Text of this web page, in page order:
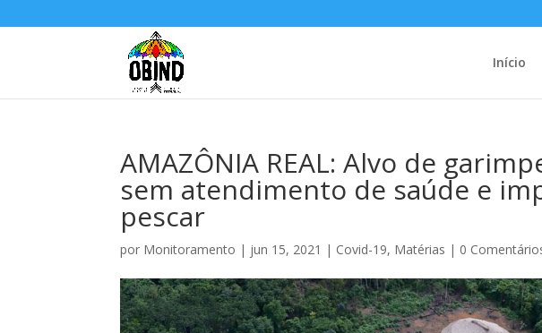
Início
AMAZÔNIA REAL: Alvo de
sem atendimento de saúde e
pescar
por Monitoramento | jun 15, 2021 | Covid-19, Matérias | 0